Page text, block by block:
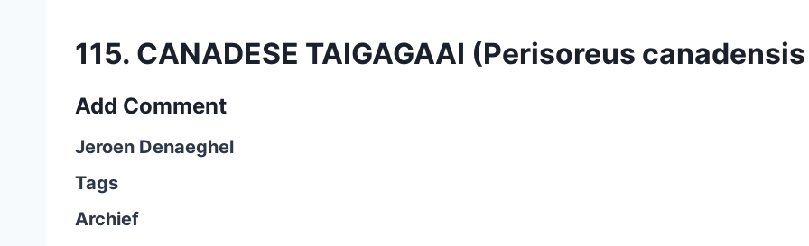
115. CANADESE TAIGAGAAI (Perisoreus
Add Comment
Jeroen Denaeghel
Tags
Archief